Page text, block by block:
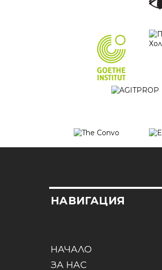
НАВИГАЦИЯ
НАЧАЛО
ЗА НАС